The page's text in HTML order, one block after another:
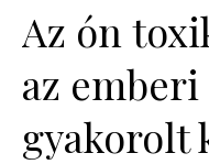
Az ón
az
gyakorolt